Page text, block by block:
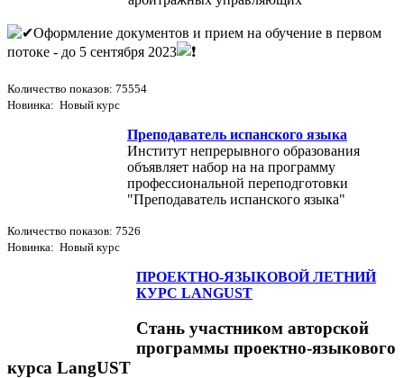
Оформление документов и прием на обучение в первом
потоке - до 5 сентября 2023
Количество показов: 75554
Новинка: Новый курс
Преподаватель испанского языка
Институт непрерывного образования
объявляет набор на на программу
профессиональной переподготовки
"Преподаватель испанского языка"
Количество показов: 7526
Новинка: Новый курс
ПРОЕКТНО-ЯЗЫКОВОЙ ЛЕТНИЙ
КУРС LANGUST
Стань участником авторской
программы проектно-языкового
курса LangUST